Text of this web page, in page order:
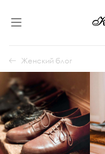
Женский блог